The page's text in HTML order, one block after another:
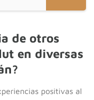
de otros
en diversas
positivas al